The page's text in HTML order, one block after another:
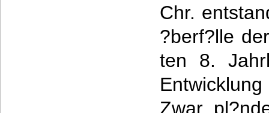
Chr.
?berf?lle
ten 8.
Zwar